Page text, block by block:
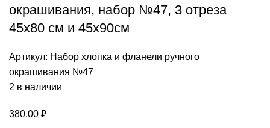
окрашивания, набор №47, 3 отреза
45х80 см и 45х90см
Артикул: Набор хлопка и фланели ручного
окрашивания №47
2 в наличии
380,00 ₽